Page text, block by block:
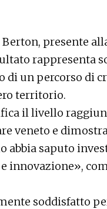
presente
rappresenta
di un percorso di
territorio.
il livello
veneto e
abbia saputo
innovazione»,
soddisfatto